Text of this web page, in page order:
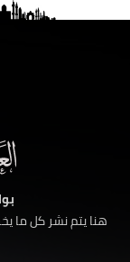
هنا يتم نشر كل ما